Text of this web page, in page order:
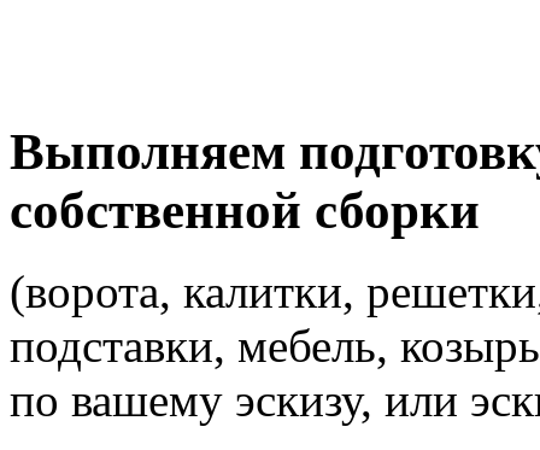
Выполняем
собственной сборки
(ворота, калитки,
подставки, мебель,
по вашему эскизу, или